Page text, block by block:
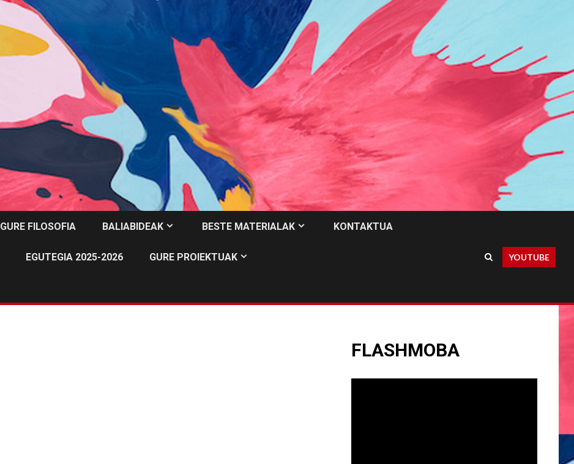
GURE FILOSOFIA BALIABIDEAK BESTE MATERIALAK KONTAKTUA
EGUTEGIA 2025-2026 GURE PROIEKTUAK YOUTUBE
FLASHMOBA